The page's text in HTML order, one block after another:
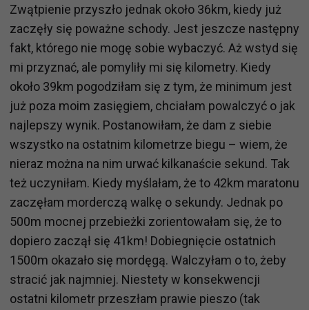
Zwątpienie przyszło jednak około 36km, kiedy już
zaczęły się poważne schody. Jest jeszcze następny
fakt, którego nie mogę sobie wybaczyć. Aż wstyd się
mi przyznać, ale pomyliły mi się kilometry. Kiedy
około 39km pogodziłam się z tym, że minimum jest
już poza moim zasięgiem, chciałam powalczyć o jak
najlepszy wynik. Postanowiłam, że dam z siebie
wszystko na ostatnim kilometrze biegu – wiem, że
nieraz można na nim urwać kilkanaście sekund. Tak
też uczyniłam. Kiedy myślałam, że to 42km maratonu
zaczęłam morderczą walkę o sekundy. Jednak po
500m mocnej przebieżki zorientowałam się, że to
dopiero zaczął się 41km! Dobiegnięcie ostatnich
1500m okazało się mordęgą. Walczyłam o to, żeby
stracić jak najmniej. Niestety w konsekwencji
ostatni kilometr przeszłam prawie pieszo (tak